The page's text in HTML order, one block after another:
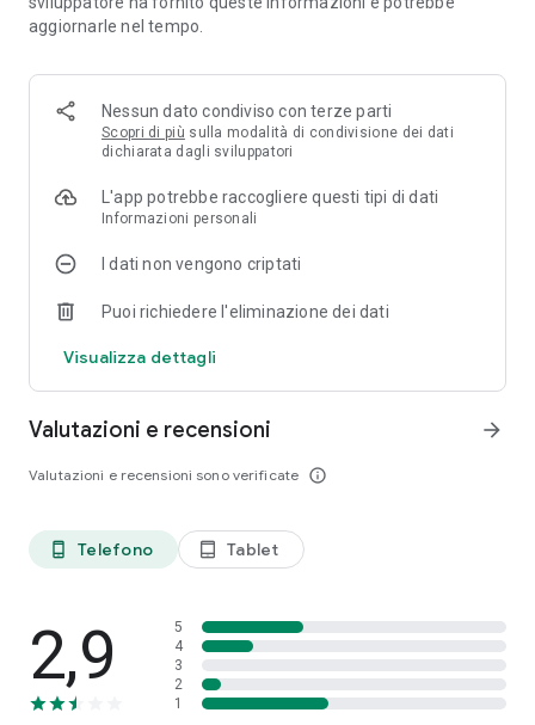
aggiornarle nel tempo.
Nessun dato condiviso con terze parti
Scopri di più sulla modalità di condivisione dei dati
dichiarata dagli sviluppatori
L'app potrebbe raccogliere questi tipi di dati
Informazioni personali
I dati non vengono criptati
Puoi richiedere l'eliminazione dei dati
Visualizza dettagli
Valutazioni e recensioni
Valutazioni e recensioni sono verificate info_outline
arrow_forward
phone_android Telefono tablet_android Tablet
2,9
5
4
3
2
1